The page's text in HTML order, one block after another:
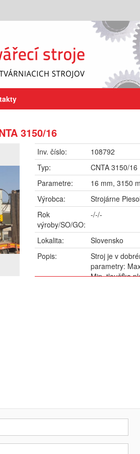
3150/16
Inv. číslo:
108792
Typ:
CNTA 3150/16
Parametre:
16 mm, 3150
Výrobca:
Strojárne
Rok
výroby/SO/GO:
-/-/-
Lokalita:
Slovensko
Popis:
Stroj je v
parametry:
Min. tloušťka